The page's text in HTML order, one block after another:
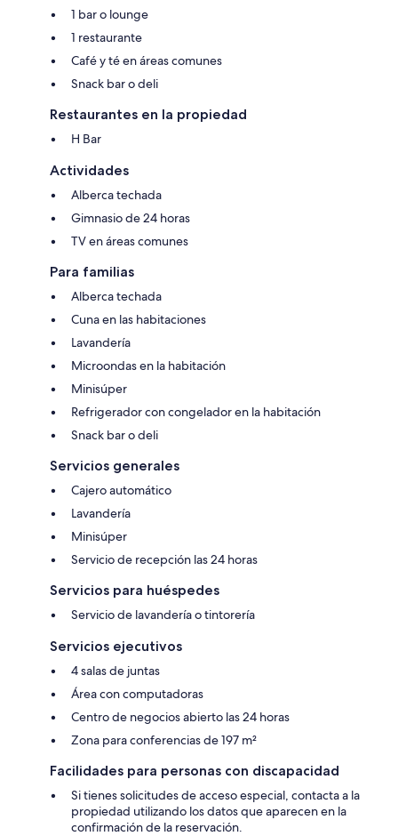
1 bar o lounge
1 restaurante
Café y té en áreas comunes
Snack bar o deli
Restaurantes en la propiedad
H Bar
Actividades
Alberca techada
Gimnasio de 24 horas
TV en áreas comunes
Para familias
Alberca techada
Cuna en las habitaciones
Lavandería
Microondas en la habitación
Minisúper
Refrigerador con congelador en la habitación
Snack bar o deli
Servicios generales
Cajero automático
Lavandería
Minisúper
Servicio de recepción las 24 horas
Servicios para huéspedes
Servicio de lavandería o tintorería
Servicios ejecutivos
4 salas de juntas
Área con computadoras
Centro de negocios abierto las 24 horas
Zona para conferencias de 197 m²
Facilidades para personas con discapacidad
Si tienes solicitudes de acceso especial, contacta a la
propiedad utilizando los datos que aparecen en la
confirmación de la reservación.